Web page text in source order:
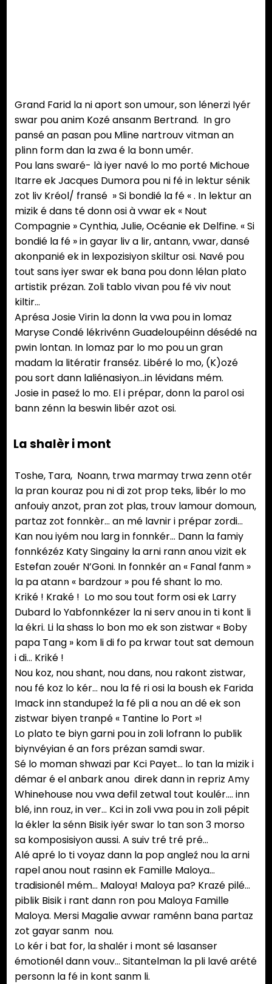
Grand Farid la ni aport son umour, son lénerzi Iyér
swar pou anim Kozé ansanm Bertrand. In gro
pansé an pasan pou Mline nartrouv vitman an
plinn form dan la zwa é la bonn umér.
Pou lans swaré- là iyer navé lo mo porté Michoue
Itarre ek Jacques Dumora pou ni fé in lektur sénik
zot liv Kréol/ fransé » Si bondié la fé « . In lektur an
mizik é dans té donn osi à vwar ek « Nout
Compagnie » Cynthia, Julie, Océanie ek Delfine. « Si
bondié la fé » in gayar liv a lir, antann, vwar, dansé
akonpanié ek in lexpozisiyon skiltur osi. Navé pou
tout sans iyer swar ek bana pou donn lélan plato
artistik prézan. Zoli tablo vivan pou fé viv nout
kiltir…
Aprésa Josie Virin la donn la vwa pou in lomaz
Maryse Condé lékrivénn Guadeloupéinn désédé na
pwin lontan. In lomaz par lo mo pou un gran
madam la litératir franséz. Libéré lo mo, (K)ozé
pou sort dann laliénasiyon…in lévidans mém.
Josie in paseź lo mo. El i prépar, donn la parol osi
bann zénn la beswin libér azot osi.
La shalèr i mont
Toshe, Tara, Noann, trwa marmay trwa zenn otér
la pran kouraz pou ni di zot prop teks, libér lo mo
anfouiy anzot, pran zot plas, trouv lamour domoun,
partaz zot fonnkèr… an mé lavnir i prépar zordi…
Kan nou iyém nou larg in fonnkér… Dann la famiy
fonnkézéz Katy Singainy la arni rann anou vizit ek
Estefan zouér N’Goni. In fonnkér an « Fanal fanm »
la pa atann « bardzour » pou fé shant lo mo.
Kriké ! Kraké ! Lo mo sou tout form osi ek Larry
Dubard lo Yabfonnkézer la ni serv anou in ti kont li
la ékri. Li la shass lo bon mo ek son zistwar « Boby
papa Tang » kom li di fo pa krwar tout sat demoun
i di… Kriké !
Nou koz, nou shant, nou dans, nou rakont zistwar,
nou fé koz lo kér… nou la fé ri osi la boush ek Farida
Imack inn standupeź la fé pli a nou an dé ek son
zistwar biyen tranpé « Tantine lo Port »!
Lo plato te biyn garni pou in zoli lofrann lo publik
biynvéyian é an fors prézan samdi swar.
Sé lo moman shwazi par Kci Payet… lo tan la mizik i
démar é el anbark anou direk dann in repriz Amy
Whinehouse nou vwa defil zetwal tout koulér.… inn
blé, inn rouz, in ver… Kci in zoli vwa pou in zoli pépit
la ékler la sénn Bisik iyér swar lo tan son 3 morso
sa komposisiyon aussi. A suiv tré tré pré…
Alé apré lo ti voyaz dann la pop angleź nou la arni
rapel anou nout rasinn ek Famille Maloya…
tradisionél mém… Maloya! Maloya pa? Krazé pilé…
piblik Bisik i rant dann ron pou Maloya Famille
Maloya. Mersi Magalie avwar raménn bana partaz
zot gayar sanm nou.
Lo kér i bat for, la shalér i mont sé lasanser
émotionél dann vouv… Sitantelman la pli lavé arété
personn la fé in kont sanm li.